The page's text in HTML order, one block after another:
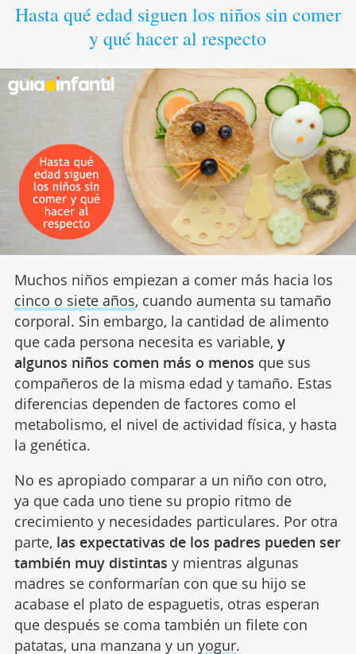
Hasta qué edad siguen los niños sin comer
y qué hacer al respecto
Muchos niños empiezan a comer más hacia los
cinco o siete años, cuando aumenta su tamaño
corporal. Sin embargo, la cantidad de alimento
que cada persona necesita es variable, y
algunos niños comen más o menos que sus
compañeros de la misma edad y tamaño. Estas
diferencias dependen de factores como el
metabolismo, el nivel de actividad física, y hasta
la genética.
No es apropiado comparar a un niño con otro,
ya que cada uno tiene su propio ritmo de
crecimiento y necesidades particulares. Por otra
parte, las expectativas de los padres pueden ser
también muy distintas y mientras algunas
madres se conformarían con que su hijo se
acabase el plato de espaguetis, otras esperan
que después se coma también un filete con
patatas, una manzana y un yogur.